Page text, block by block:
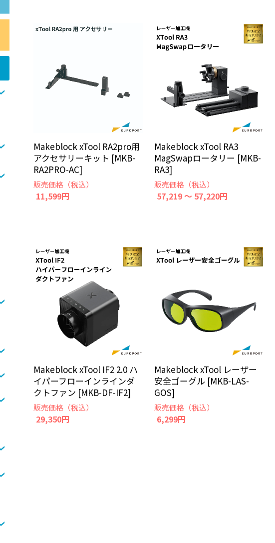
Makeblock xTool RA2pro用
アクセサリーキット [MKB-
RA2PRO-AC]
販売価格（税込）
11,599円
Makeblock xTool RA3
MagSwapロータリー [MKB-
RA3]
販売価格（税込）
57,219 ～ 57,220円
Makeblock xTool IF2 2.0 ハ
イパーフローインラインダ
クトファン [MKB-DF-IF2]
販売価格（税込）
29,350円
Makeblock xTool レーザー
安全ゴーグル [MKB-LAS-
GOS]
販売価格（税込）
6,299円